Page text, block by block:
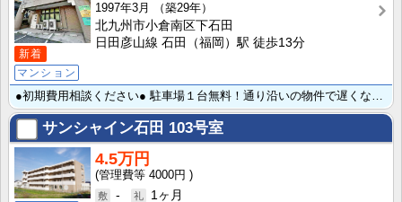
新着
マンション
1997年3月
（築29年）
北九州市小倉南区下石田
日田彦山線 石田（福岡）駅 徒歩13分
●初期費用相談ください● 駐車場１台無料！通り沿いの物件で遅くなった帰宅時も安心ですね♪目の前大型ス･･･
サンシャイン石田 103号室
4.5万円
4000円
-
1ヶ月